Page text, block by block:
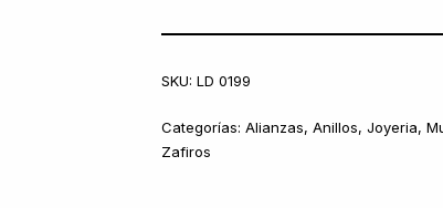
SKU:LD 0199
Categorías:Alianzas,Anillos,Joyeria,
Zafiros